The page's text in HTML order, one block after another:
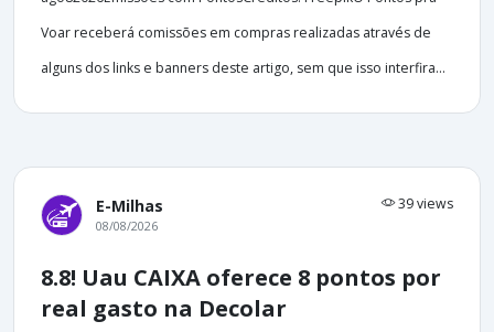
Voar receberá comissões em compras realizadas através de
alguns dos links e banners deste artigo, sem que isso interfira...
E-Milhas 39 views
08/08/2026
8.8! Uau CAIXA oferece 8 pontos por
real gasto na Decolar